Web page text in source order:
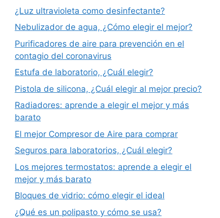
¿Luz ultravioleta como desinfectante?
Nebulizador de agua, ¿Cómo elegir el mejor?
Purificadores de aire para prevención en el
contagio del coronavirus
Estufa de laboratorio, ¿Cuál elegir?
Pistola de silicona, ¿Cuál elegir al mejor precio?
Radiadores: aprende a elegir el mejor y más
barato
El mejor Compresor de Aire para comprar
Seguros para laboratorios, ¿Cuál elegir?
Los mejores termostatos: aprende a elegir el
mejor y más barato
Bloques de vidrio: cómo elegir el ideal
¿Qué es un polipasto y cómo se usa?